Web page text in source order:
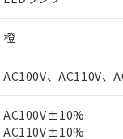
橙
AC100V、AC110V、
AC100V±10%
AC110V±10%
ご利用条件
※1 対応状況
対応予定なし：
調査・確認中：
非該当品：ライセ
仕入先様の事情に
※1 中国